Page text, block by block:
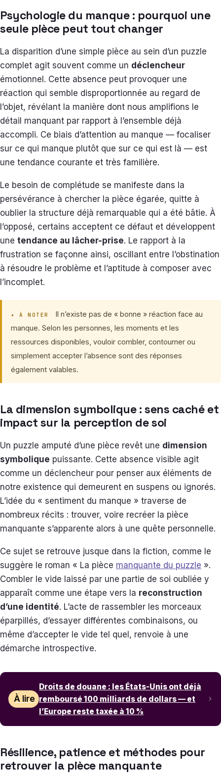
Psychologie du manque : pourquoi une
seule pièce peut tout changer
La disparition d’une simple pièce au sein d’un puzzle
complet agit souvent comme un déclencheur
émotionnel. Cette absence peut provoquer une
réaction qui semble disproportionnée au regard de
l’objet, révélant la manière dont nous amplifions le
détail manquant par rapport à l’ensemble déjà
accompli. Ce biais d’attention au manque — focaliser
sur ce qui manque plutôt que sur ce qui est là — est
une tendance courante et très familière.
Le besoin de complétude se manifeste dans la
persévérance à chercher la pièce égarée, quitte à
oublier la structure déjà remarquable qui a été bâtie. À
l’opposé, certains acceptent ce défaut et développent
une tendance au lâcher-prise. Le rapport à la
frustration se façonne ainsi, oscillant entre l’obstination
à résoudre le problème et l’aptitude à composer avec
l’incomplet.
✦ À NOTER
Il n’existe pas de « bonne » réaction face au
manque. Selon les personnes, les moments et les
ressources disponibles, vouloir combler, contourner ou
simplement accepter l’absence sont des réponses
également valables.
La dimension symbolique : sens caché et
impact sur la perception de soi
Un puzzle amputé d’une pièce revêt une dimension
symbolique puissante. Cette absence visible agit
comme un déclencheur pour penser aux éléments de
notre existence qui demeurent en suspens ou ignorés.
L’idée du « sentiment du manque » traverse de
nombreux récits : trouver, voire recréer la pièce
manquante s’apparente alors à une quête personnelle.
Ce sujet se retrouve jusque dans la fiction, comme le
suggère le roman « La pièce manquante du puzzle ».
Combler le vide laissé par une partie de soi oubliée y
apparaît comme une étape vers la reconstruction
d’une identité. L’acte de rassembler les morceaux
éparpillés, d’essayer différentes combinaisons, ou
même d’accepter le vide tel quel, renvoie à une
démarche introspective.
À lire
Droits de douane : les États-Unis ont déjà
remboursé 100 milliards de dollars — et
l’Europe reste taxée à 10 %
Résilience, patience et méthodes pour
retrouver la pièce manquante